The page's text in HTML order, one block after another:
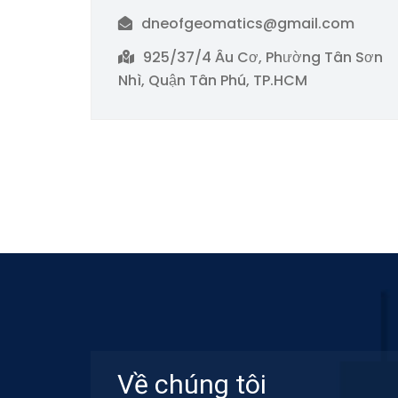
dneofgeomatics@gmail.com
925/37/4 Âu Cơ, Phường Tân Sơn
Nhì, Quận Tân Phú, TP.HCM
Về chúng tôi